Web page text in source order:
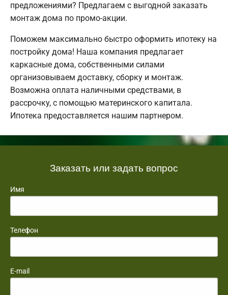
предложениями? Предлагаем с выгодной заказать
монтаж дома по промо-акции.
Поможем максимально быстро оформить ипотеку на
постройку дома! Наша компания предлагает
каркасные дома, собственными силами
организовываем доставку, сборку и монтаж.
Возможна оплата наличными средствами, в
рассрочку, с помощью материнского капитала.
Ипотека предоставляется нашим партнером.
Заказать или задать вопрос
Имя
Телефон
E-mail